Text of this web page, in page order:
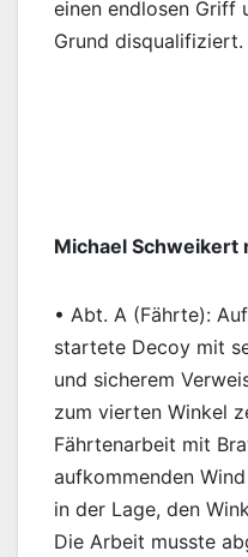
einen endlosen Griff
Grund disqualifiziert.
Michael Schweikert
• Abt. A (Fährte):
startete Decoy mit
und sicherem
zum vierten Winkel
Fährtenarbeit mit
aufkommenden
in der Lage, den
Die Arbeit musste